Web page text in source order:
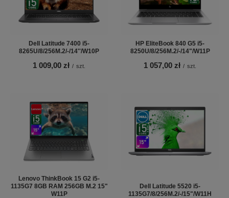
Dell Latitude 7400 i5-
8265U/8/256M.2/-/14''/W10P
1 009,00 zł / szt.
HP EliteBook 840 G5 i5-
8250U/8/256M.2/-/14"/W11P
1 057,00 zł / szt.
Lenovo ThinkBook 15 G2 i5-
1135G7 8GB RAM 256GB M.2 15"
W11P
Dell Latitude 5520 i5-
1135G7/8/256M.2/-/15"/W11H